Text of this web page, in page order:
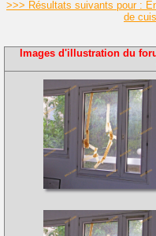
>>> Résultats suivants pour :
de
Images d'illustration du